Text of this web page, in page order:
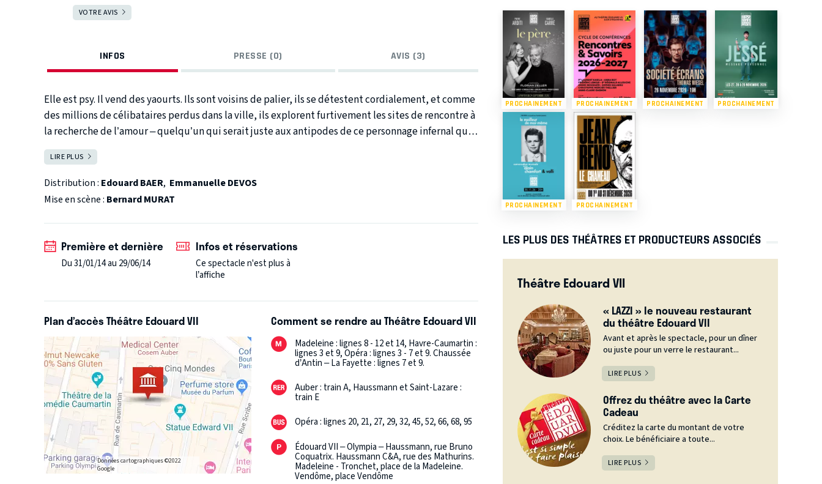
VOTRE AVIS
INFOS PRESSE (0) AVIS (3)
Elle est psy. Il vend des yaourts. Ils sont voisins de palier, ils se détestent cordialement, et comme
des millions de célibataires perdus dans la ville, ils explorent furtivement les sites de rencontre à
la recherche de l’amour – quelqu’un qui serait juste aux antipodes de ce personnage infernal qui
vit la porte à côté. Et lorsqu’enfin ils trouvent chacun l’âme sœur, ils ne résistent pas au plaisir de
se l’annoncer. Histoire de s’engueuler encore une fois… La dernière ?
LIRE PLUS
Distribution : Edouard BAER, Emmanuelle DEVOS
Mise en scène : Bernard MURAT
Première et dernière
Du 31/01/14 au 29/06/14
Infos et réservations
Ce spectacle n'est plus à
l’affiche
Plan d’accès Théâtre Edouard VII
Données cartographiques ©2022
Google
Comment se rendre au Théâtre Edouard VII
Madeleine : lignes 8 - 12 et 14, Havre-Caumartin :
lignes 3 et 9, Opéra : lignes 3 - 7 et 9. Chaussée
d’Antin – La Fayette : lignes 7 et 9.
Auber : train A, Haussmann et Saint-Lazare :
train E
Opéra : lignes 20, 21, 27, 29, 32, 45, 52, 66, 68, 95
Édouard VII – Olympia – Haussmann, rue Bruno
Coquatrix. Haussmann C&A, rue des Mathurins.
Madeleine - Tronchet, place de la Madeleine.
Vendôme, place Vendôme
PROCHAINEMENT PROCHAINEMENT PROCHAINEMENT PROCHAINEMENT
PROCHAINEMENT PROCHAINEMENT
LES PLUS DES THÉÂTRES ET PRODUCTEURS ASSOCIÉS
Théâtre Edouard VII
« LAZZI » le nouveau restaurant
du théâtre Edouard VII
Avant et après le spectacle, pour un dîner
ou juste pour un verre le restaurant...
LIRE PLUS
Offrez du théâtre avec la Carte
Cadeau
Créditez la carte du montant de votre
choix. Le bénéficiaire a toute...
LIRE PLUS